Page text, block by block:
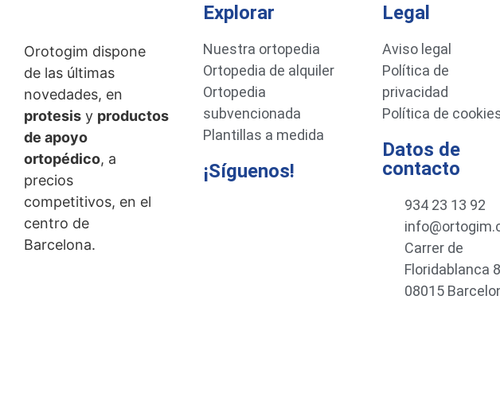
Orotogim dispone
de las últimas
novedades, en
protesis y productos
de apoyo
ortopédico, a
precios
competitivos, en el
centro de
Barcelona.
Explorar
Nuestra ortopedia
Ortopedia de alquiler
Ortopedia
subvencionada
Plantillas a medida
¡Síguenos!
Legal
Aviso legal
Política de
privacidad
Política de
Datos de
contacto
934 23 13 92
Carrer de
Floridablanca
08015